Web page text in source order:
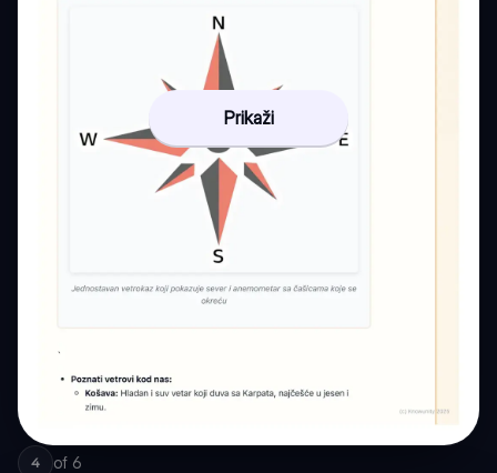
Prikaži
4 of 6